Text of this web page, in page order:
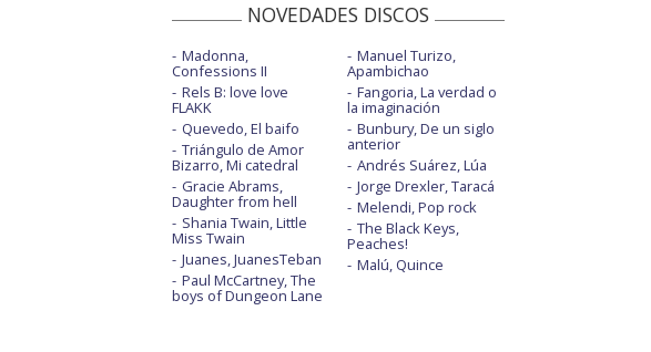
NOVEDADES DISCOS
Madonna,
Confessions II
Rels B: love love
FLAKK
Quevedo, El baifo
Triángulo de Amor
Bizarro, Mi catedral
Gracie Abrams,
Daughter from hell
Shania Twain, Little
Miss Twain
Juanes, JuanesTeban
Paul McCartney, The
boys of Dungeon Lane
Manuel Turizo,
Apambichao
Fangoria, La verdad o
la imaginación
Bunbury, De un siglo
anterior
Andrés Suárez, Lúa
Jorge Drexler, Taracá
Melendi, Pop rock
The Black Keys,
Peaches!
Malú, Quince